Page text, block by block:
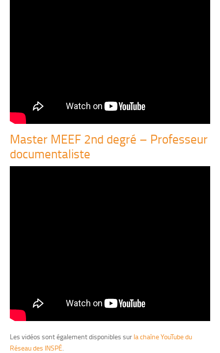
Master MEEF 2nd degré – Professeur
documentaliste
Les vidéos sont également disponibles sur la chaîne YouTube du
Réseau des INSPÉ.